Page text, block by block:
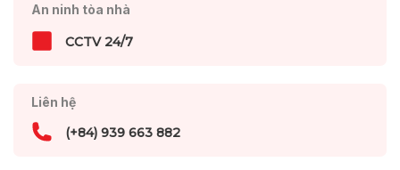
An ninh tòa nhà
CCTV 24/7
Liên hệ
(+84) 939 663 882